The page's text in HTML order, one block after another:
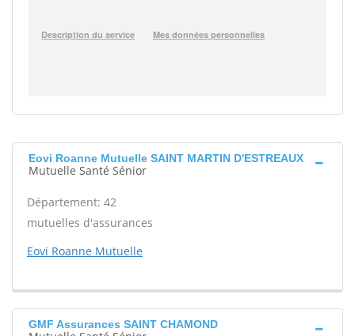
Eovi Roanne Mutuelle SAINT MARTIN D'ESTREAUX
Mutuelle Santé Sénior
Département: 42
mutuelles d'assurances
Eovi Roanne Mutuelle
GMF Assurances SAINT CHAMOND